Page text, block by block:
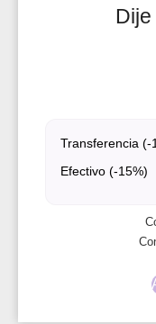
Transferencia (-
Efectivo (-15%)